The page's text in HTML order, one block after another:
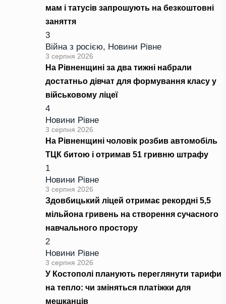
мам і татусів запрошують на безкоштовні
заняття
3
Війна з росією, Новини Рівне
3 серпня 2026
На Рівненщині за два тижні набрали
достатньо дівчат для формування класу у
військовому ліцеї
4
Новини Рівне
3 серпня 2026
На Рівненщині чоловік розбив автомобіль
ТЦК битою і отримав 51 гривню штрафу
1
Новини Рівне
3 серпня 2026
Здовбицький ліцей отримає рекордні 5,5
мільйона гривень на створення сучасного
навчального простору
2
Новини Рівне
3 серпня 2026
У Костополі планують переглянути тарифи
на тепло: чи зміняться платіжки для
мешканців